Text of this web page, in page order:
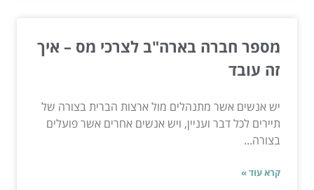
מספר חברה בארה"ב לצרכי מס – איך
זה עובד
יש אנשים אשר מתנהלים מול ארצות הברית בצורה של
תיירים לכל דבר ועניין, ויש אנשים אחרים אשר פועלים
בצורה...
קרא עוד »